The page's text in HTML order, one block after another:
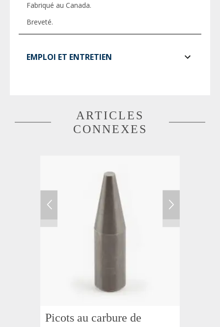
Fabriqué au Canada.
Breveté.
EMPLOI ET ENTRETIEN
ARTICLES
CONNEXES
Picots au carbure de